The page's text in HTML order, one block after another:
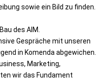
sowie ein Bild zu finden.
des AIM.
Gespräche mit unseren
in Komenda abgewichen.
Marketing,
wir das Fundament